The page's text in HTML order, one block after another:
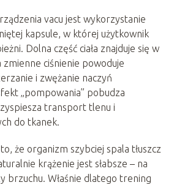
vacu jest wykorzystanie
kapsule, w której użytkownik
Dolna część ciała znajduje się w
ciśnienie powoduje
i zwężanie naczyń
„pompowania” pobudza
transport tlenu i
do tkanek.
że organizm szybciej spala tłuszcz
krążenie jest słabsze – na
brzuchu. Właśnie dlatego trening